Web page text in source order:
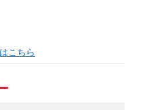
こちら